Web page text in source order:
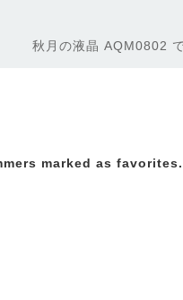
秋月の液晶 AQM0802
marked as favorites.